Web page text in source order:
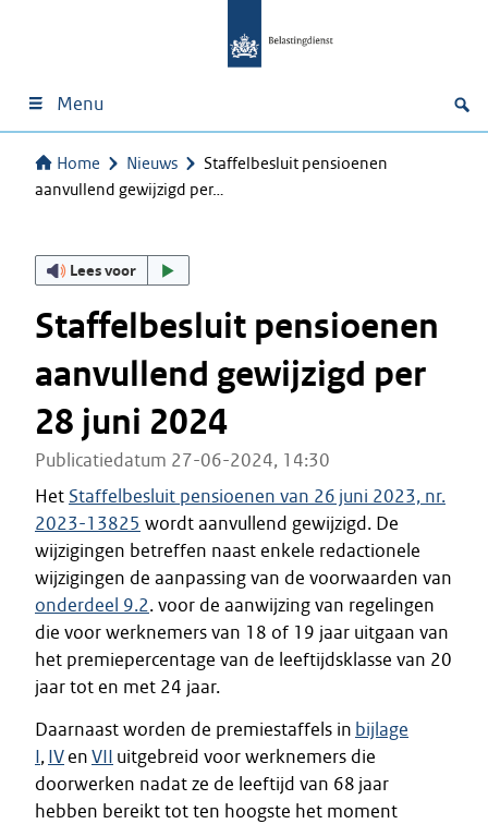
Menu
Home Nieuws
Staffelbesluit pensioenen
aanvullend gewijzigd per…
Lees voor
Staffelbesluit pensioenen
aanvullend gewijzigd per
28 juni 2024
Publicatiedatum 27-06-2024, 14:30
Het Staffelbesluit pensioenen van 26 juni 2023, nr.
2023-13825 wordt aanvullend gewijzigd. De
wijzigingen betreffen naast enkele redactionele
wijzigingen de aanpassing van de voorwaarden van
onderdeel 9.2. voor de aanwijzing van regelingen
die voor werknemers van 18 of 19 jaar uitgaan van
het premiepercentage van de leeftijdsklasse van 20
jaar tot en met 24 jaar.
Daarnaast worden de premiestaffels in bijlage
I,IVenVII uitgebreid voor werknemers die
doorwerken nadat ze de leeftijd van 68 jaar
hebben bereikt tot ten hoogste het moment